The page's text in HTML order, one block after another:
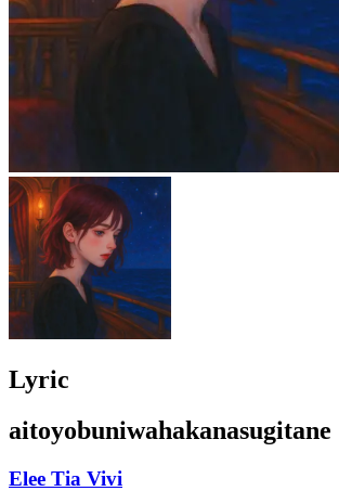
Lyric
aitoyobuniwahakanasugitane
Elee Tia Vivi